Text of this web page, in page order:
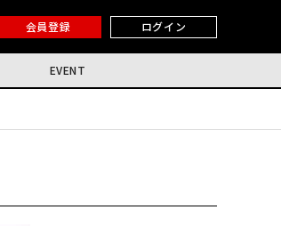
会員登録 ログイン
EVENT